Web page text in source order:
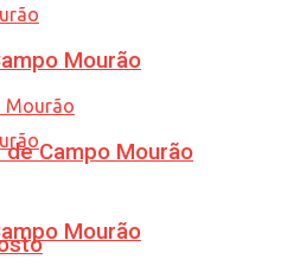
Mourão
Mourão
Campo Mourão